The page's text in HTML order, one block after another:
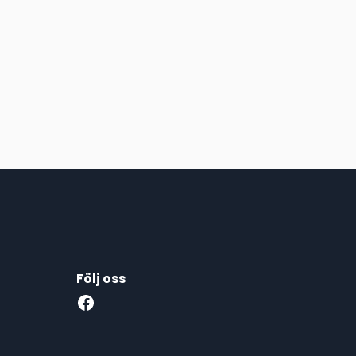
Följ oss
Facebook